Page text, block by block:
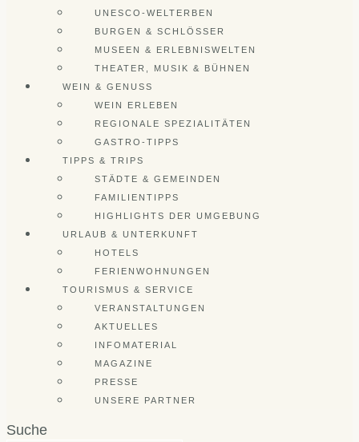
UNESCO-WELTERBEN
BURGEN & SCHLÖSSER
MUSEEN & ERLEBNISWELTEN
THEATER, MUSIK & BÜHNEN
WEIN & GENUSS
WEIN ERLEBEN
REGIONALE SPEZIALITÄTEN
GASTRO-TIPPS
TIPPS & TRIPS
STÄDTE & GEMEINDEN
FAMILIENTIPPS
HIGHLIGHTS DER UMGEBUNG
URLAUB & UNTERKUNFT
HOTELS
FERIENWOHNUNGEN
TOURISMUS & SERVICE
VERANSTALTUNGEN
AKTUELLES
INFOMATERIAL
MAGAZINE
PRESSE
UNSERE PARTNER
Suche